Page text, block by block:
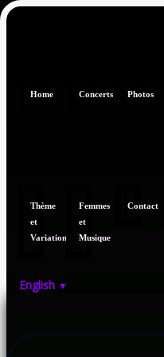
Home Concerts Photos
Thème
et
Variations
Femmes
et
Musique
Contact
English ▼